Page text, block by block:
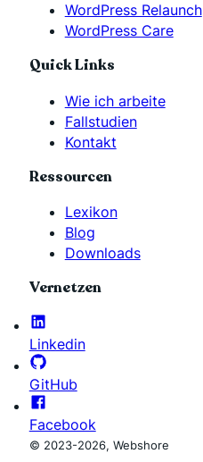
WordPress Relaunch
WordPress Care
Quick Links
Wie ich arbeite
Fallstudien
Kontakt
Ressourcen
Lexikon
Blog
Downloads
Vernetzen
Linkedin
GitHub
Facebook
© 2023-2026, Webshore